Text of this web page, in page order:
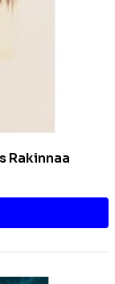
Rakinnaa